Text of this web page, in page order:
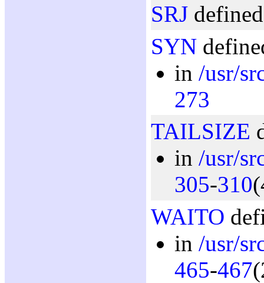
SRJ
SYN
in /usr/
273
TAILSIZE
in /usr/
305-310
WAITO
in /usr/
465-467